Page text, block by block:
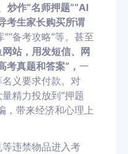
炒作“名师押题”“AI
考生家长购买所谓
”“备考攻略”等。甚至
站，用发短信、网
考真题和答案” ， 一
义要求付款。对
精力投放到“押题
，带来经济和心理上
违禁物品进入考